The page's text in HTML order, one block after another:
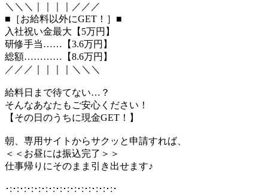
＼＼＼｜｜｜｜／／／
■［お給料以外にGET！］■
入社祝い金最大【5万円】
研修手当……【3.6万円】
総額…………【8.6万円】
／／／｜｜｜｜＼＼＼
給料日まで待てない…？
そんなあなたもご安心ください！
【その日のうちに現金GET！】
朝、専用サイトからサクッと申請すれば、
＜＜お昼には振込完了＞＞
仕事帰りにそのまま引き出せます♪
･:･:･:･:･:･:･:･:･:･:･:･:･:･:･:･